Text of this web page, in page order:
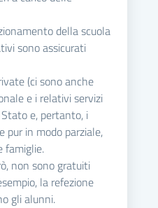
della scuola
sono assicurati
(ci sono anche
e i relativi servizi
e, pertanto, i
pur in modo parziale,
famiglie.
non sono gratuiti
la refezione
gli alunni.